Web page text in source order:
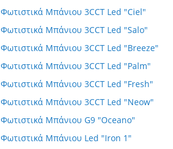
Φωτιστικά Μπάνιου 3CCT Led "Ciel"
Φωτιστικά Μπάνιου 3CCT Led "Salo"
Φωτιστικά Μπάνιου 3CCT Led "Breeze"
Φωτιστικά Μπάνιου 3CCT Led "Palm"
Φωτιστικά Μπάνιου 3CCT Led "Fresh"
Φωτιστικά Μπάνιου 3CCT Led "Neow"
Φωτιστικά Μπάνιου G9 "Oceano"
Φωτιστικά Μπάνιου Led "Iron 1"